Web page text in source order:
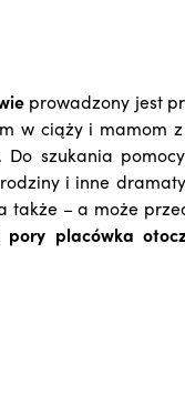
prowadzony jest
w ciąży i mamom
szukania
i inne
także – a może
placówka